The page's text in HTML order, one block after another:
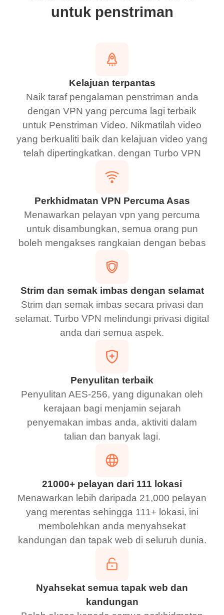
untuk penstriman
Kelajuan terpantas
Naik taraf pengalaman penstriman anda
dengan VPN yang percuma lagi terbaik
untuk Penstriman Video. Nikmatilah video
yang berkualiti baik dan kelajuan video yang
telah dipertingkatkan. dengan Turbo VPN
Perkhidmatan VPN Percuma Asas
Menawarkan pelayan vpn yang percuma
untuk disambungkan, semua orang pun
boleh mengakses rangkaian dengan bebas
Strim dan semak imbas dengan selamat
Strim dan semak imbas secara privasi dan
selamat. Turbo VPN melindungi privasi digital
anda dari semua aspek.
Penyulitan terbaik
Penyulitan AES-256, yang digunakan oleh
kerajaan bagi menjamin sejarah
penyemakan imbas anda, aktiviti dalam
talian dan banyak lagi.
21000+ pelayan dari 111 lokasi
Menawarkan lebih daripada 21,000 pelayan
yang merentas sehingga 111+ lokasi, ini
membolehkan anda menyahsekat
kandungan dan tapak web di seluruh dunia.
Nyahsekat semua tapak web dan
kandungan